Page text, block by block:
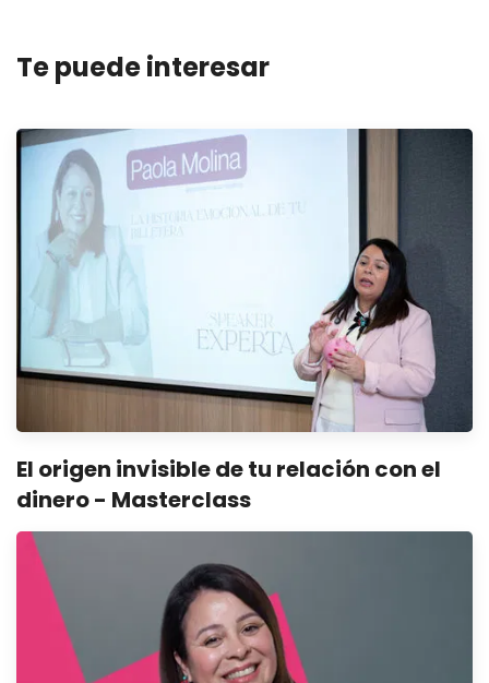
Te puede interesar
El origen invisible de tu relación con el
dinero - Masterclass